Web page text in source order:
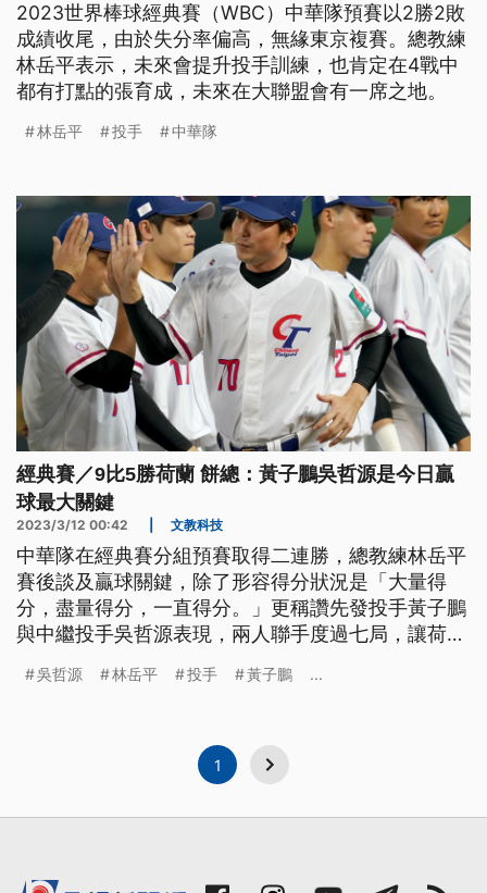
2023世界棒球經典賽（WBC）中華隊預賽以2勝2敗
成績收尾，由於失分率偏高，無緣東京複賽。總教練
林岳平表示，未來會提升投手訓練，也肯定在4戰中
都有打點的張育成，未來在大聯盟會有一席之地。
林岳平 投手 中華隊
經典賽／9比5勝荷蘭 餅總：黃子鵬吳哲源是今日贏
球最大關鍵
2023/3/12 00:42 文教科技
中華隊在經典賽分組預賽取得二連勝，總教練林岳平
賽後談及贏球關鍵，除了形容得分狀況是「大量得
分，盡量得分，一直得分。」更稱讚先發投手黃子鵬
與中繼投手吳哲源表現，兩人聯手度過七局，讓荷蘭
吳哲源 林岳平 投手 黃子鵬 ...
1